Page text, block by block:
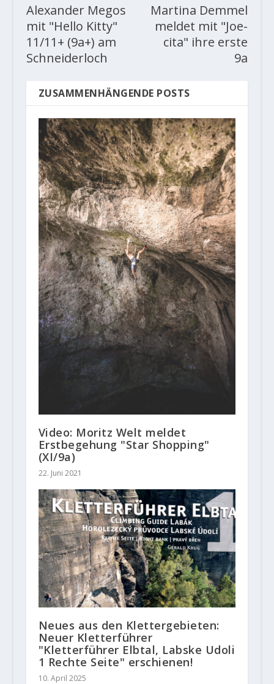
Alexander Megos
mit "Hello Kitty"
11/11+ (9a+) am
Schneiderloch
Martina Demmel
meldet mit "Joe-
cita" ihre erste
9a
ZUSAMMENHÄNGENDE POSTS
Video: Moritz Welt meldet
Erstbegehung "Star Shopping"
(XI/9a)
22. Juni 2021
Neues aus den Klettergebieten:
Neuer Kletterführer
"Kletterführer Elbtal, Labske Udoli
1 Rechte Seite" erschienen!
10. April 2025